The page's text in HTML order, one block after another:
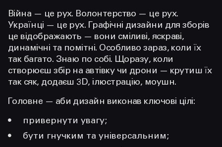
Війна — це рух. Волонтерство — це рух.
Українці — це рух. Графічні дизайни для зборів
це відображають — вони сміливі, яскраві,
динамічні та помітні. Особливо зараз, коли їх
так багато. Знаю по собі. Щоразу, коли
створюєш збір на автівку чи дрони — крутиш їх
так сяк, додаєш 3D, ілюстрацію, моушн.
Головне — аби дизайн виконав ключові цілі:
привернути увагу;
бути гнучким та універсальним;